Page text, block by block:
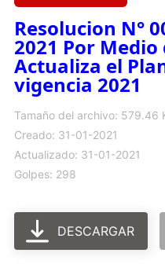
Resolucion N°
2021 Por Medio
Actualiza el
vigencia 2021
Tamaño del archivo: 579.46
Creado: 31-01-2021
Actualizado: 31-01-2021
Golpes: 298
DESCARGAR